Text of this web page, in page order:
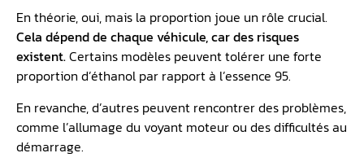
En théorie, oui, mais la proportion joue un rôle crucial.
Cela dépend de chaque véhicule, car des risques
existent.Certains modèles peuvent tolérer une forte
proportion d’éthanol par rapport à l’essence 95.
En revanche, d’autres peuvent rencontrer des problèmes,
comme l’allumage du voyant moteur ou des difficultés au
démarrage.